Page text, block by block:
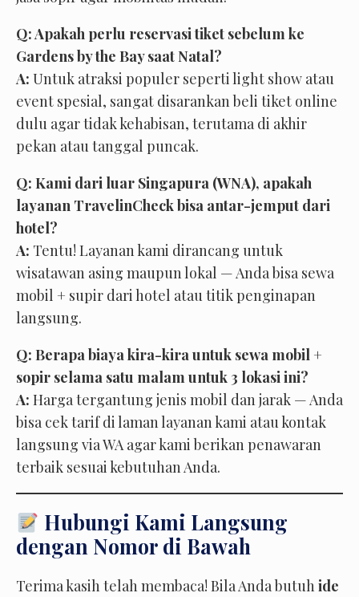
Q: Apakah perlu reservasi tiket sebelum ke
Gardens by the Bay saat Natal?
A: Untuk atraksi populer seperti light show atau
event spesial, sangat disarankan beli tiket online
dulu agar tidak kehabisan, terutama di akhir
pekan atau tanggal puncak.
Q: Kami dari luar Singapura (WNA), apakah
layanan TravelinCheck bisa antar-jemput dari
hotel?
A: Tentu! Layanan kami dirancang untuk
wisatawan asing maupun lokal — Anda bisa sewa
mobil + supir dari hotel atau titik penginapan
langsung.
Q: Berapa biaya kira-kira untuk sewa mobil +
sopir selama satu malam untuk 3 lokasi ini?
A: Harga tergantung jenis mobil dan jarak — Anda
bisa cek tarif di laman layanan kami atau kontak
langsung via WA agar kami berikan penawaran
terbaik sesuai kebutuhan Anda.
Hubungi Kami Langsung
dengan Nomor di Bawah
Terima kasih telah membaca! Bila Anda butuhide